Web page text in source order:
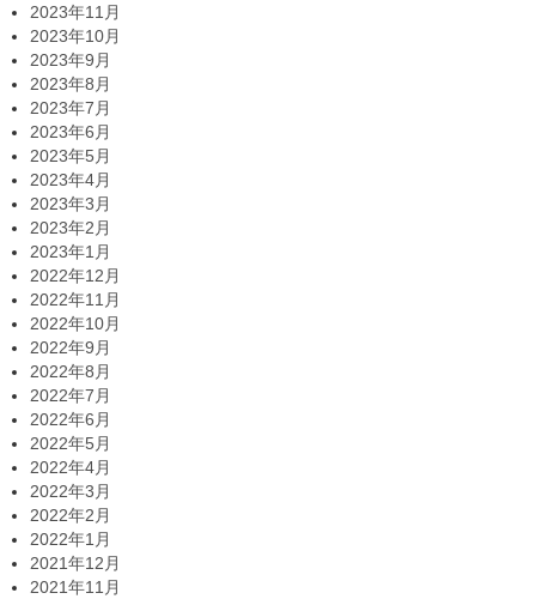
2023年11月
2023年10月
2023年9月
2023年8月
2023年7月
2023年6月
2023年5月
2023年4月
2023年3月
2023年2月
2023年1月
2022年12月
2022年11月
2022年10月
2022年9月
2022年8月
2022年7月
2022年6月
2022年5月
2022年4月
2022年3月
2022年2月
2022年1月
2021年12月
2021年11月